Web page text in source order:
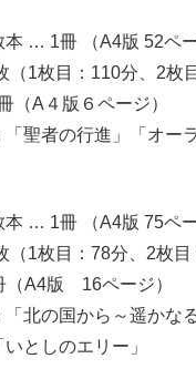
本 … 1冊 （A4版 52ペー
（1枚目：110分、2枚
（A４版６ページ）
聖者の行進」「オー
本 … 1冊 （A4版 75ペー
（1枚目：78分、2枚目
（A4版 16ページ）
「北の国から～遥かな
としのエリー」